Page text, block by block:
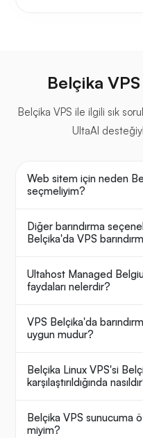
Belçika VPS
Belçika VPS ile ilgili sık
UltaAI
Web sitem için neden
seçmeliyim?
Diğer barındırma
Belçika'da VPS
Ultahost Managed
faydaları nelerdir?
VPS Belçika'da
uygun mudur?
Belçika Linux VPS'si
karşılaştırıldığında
Belçika VPS sunucuma
miyim?